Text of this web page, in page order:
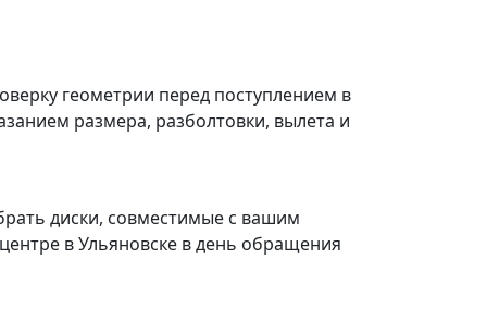
геометрии перед поступлением в
размера, разболтовки, вылета и
диски, совместимые с вашим
в Ульяновске в день обращения